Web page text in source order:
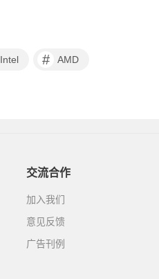
Intel # AMD
交流合作
加入我们
意见反馈
广告刊例